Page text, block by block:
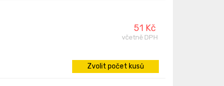
51 Kč
včetně DPH
Zvolit počet kusů